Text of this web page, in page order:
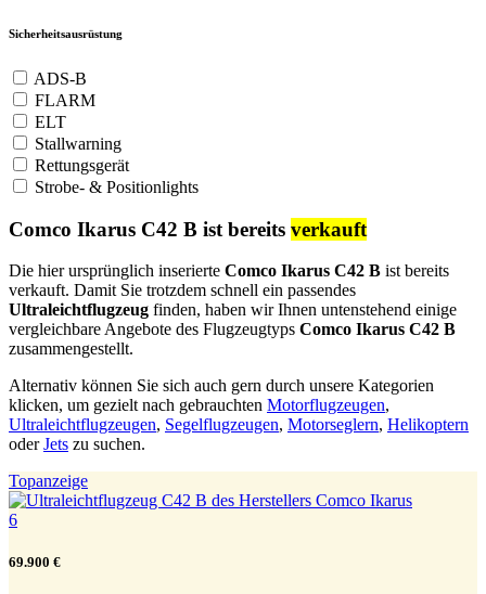
Sicherheitsausrüstung
ADS-B
FLARM
ELT
Stallwarning
Rettungsgerät
Strobe- & Positionlights
Comco Ikarus C42 B ist bereits verkauft
Die hier ursprünglich inserierte Comco Ikarus C42 B ist bereits
verkauft. Damit Sie trotzdem schnell ein passendes
Ultraleichtflugzeug finden, haben wir Ihnen untenstehend einige
vergleichbare Angebote des Flugzeugtyps Comco Ikarus C42 B
zusammengestellt.
Alternativ können Sie sich auch gern durch unsere Kategorien
klicken, um gezielt nach gebrauchten Motorflugzeugen,
Ultraleichtflugzeugen, Segelflugzeugen, Motorseglern, Helikoptern
oderJets zu suchen.
Topanzeige
6
69.900 €